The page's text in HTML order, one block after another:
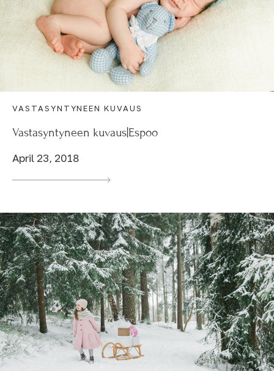
VASTASYNTYNEEN KUVAUS
Vastasyntyneen kuvaus|Espoo
April 23, 2018